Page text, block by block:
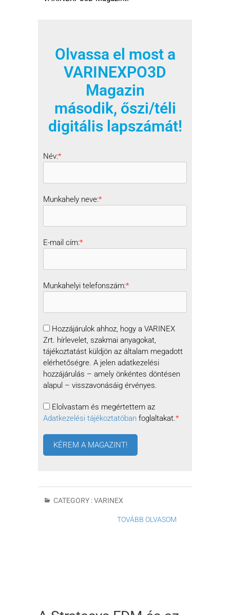
Olvassa el most a
VARINEXPO3D
Magazin
második, őszi/téli
digitális lapszámát!
Név:*
Munkahely neve:*
E-mail cím:*
Munkahelyi telefonszám:*
Hozzájárulok ahhoz, hogy a VARINEX
Zrt. hírlevelet, szakmai anyagokat,
tájékoztatást küldjön az általam megadott
elérhetőségre. A jelen adatkezelési
hozzájárulás – amely önkéntes döntésen
alapul – visszavonásáig érvényes.
Elolvastam és megértettem az
Adatkezelési tájékoztatóban foglaltakat.*
CATEGORY :VARINEX
TOVÁBB OLVASOM